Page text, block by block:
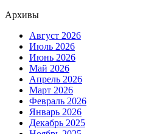
Архивы
Август 2026
Июль 2026
Июнь 2026
Май 2026
Апрель 2026
Март 2026
Февраль 2026
Январь 2026
Декабрь 2025